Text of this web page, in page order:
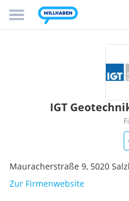
IGT
Mauracherstraße 9, 5020
Zur Firmenwebsite